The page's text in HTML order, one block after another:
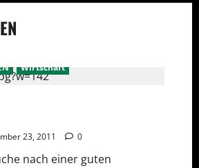
Wirtschaft
23, 2011 0
nach einer guten